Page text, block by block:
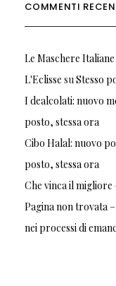
COMMENTI
Le Maschere
L'Eclisse su Stesso
I dealcolati: nuovo
posto, stessa ora
Cibo Halal: nuovo
posto, stessa ora
Che vinca il migliore
Pagina non trovata
nei processi di